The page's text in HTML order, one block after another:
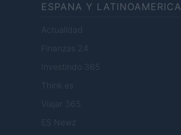
ESPANA Y LATINOAMERICA
Actualidad
Finanzas 24
Investindo 365
Think.es
Viajar 365
ES Newz